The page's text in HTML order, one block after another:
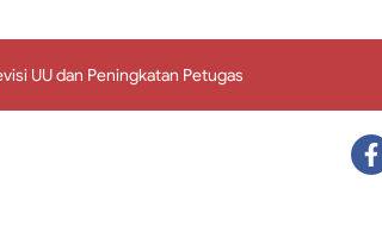
UU dan Peningkatan Petugas